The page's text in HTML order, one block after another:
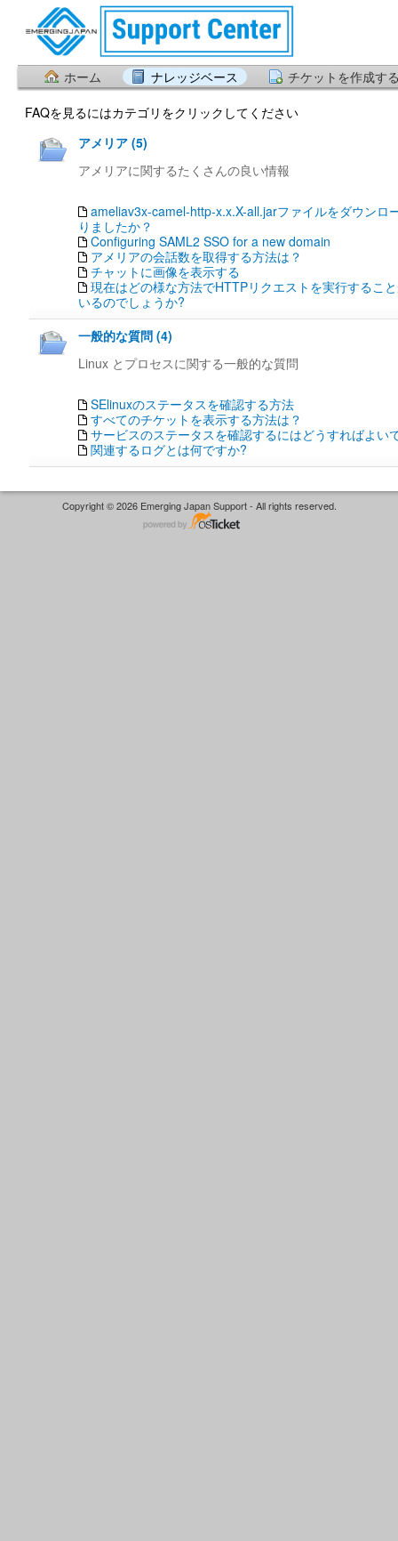
ホーム ナレッジベース
チケットを作成す
FAQを見るにはカテゴリをクリックしてください
アメリア (5)
アメリアに関するたくさんの良い情報
ameliav3x-camel-http-x.x.X-all.jarファイルをダウンロ
りましたか？
Configuring SAML2 SSO for a new domain
アメリアの会話数を取得する方法は？
チャットに画像を表示する
現在はどの様な方法でHTTPリクエストを実行するこ
いるのでしょうか?
一般的な質問 (4)
Linux とプロセスに関する一般的な質問
SElinuxのステータスを確認する方法
すべてのチケットを表示する方法は？
サービスのステータスを確認するにはどうすればよい
関連するログとは何ですか?
Copyright © 2026 Emerging Japan Support - All rights reserved.